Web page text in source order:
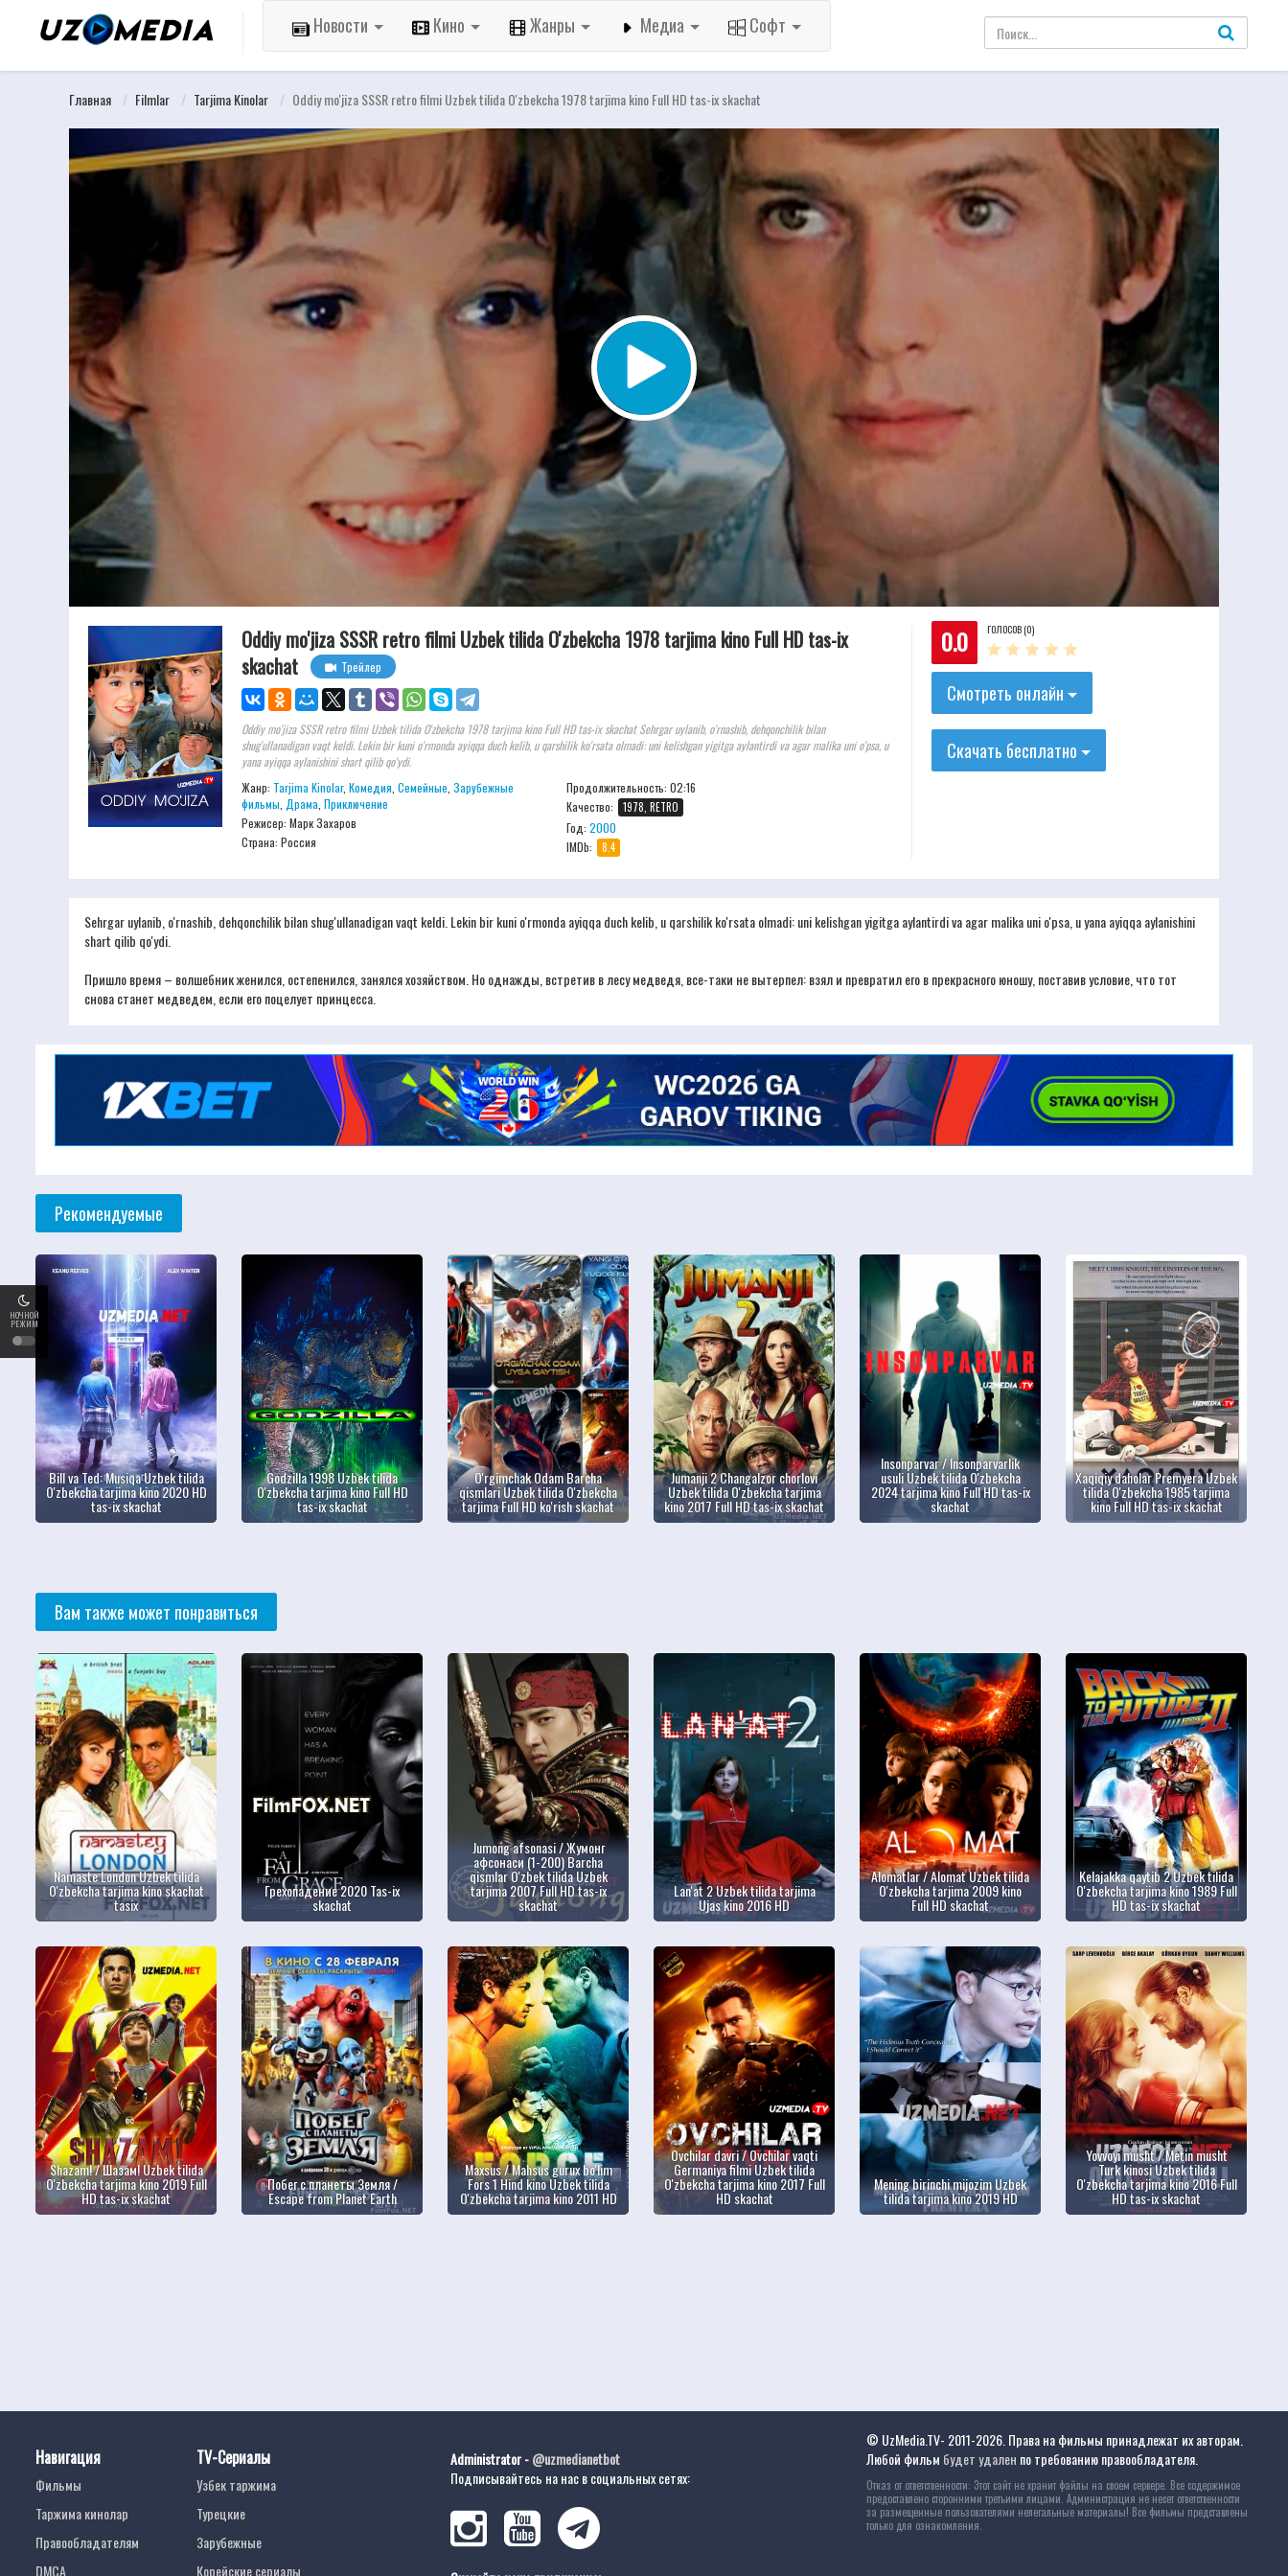
НОЧНОЙ
РЕЖИМ
Новости Кино Жанры Медиа Софт
Главная Filmlar Tarjima Kinolar Oddiy mo'jiza SSSR retro filmi Uzbek tilida O'zbekcha 1978 tarjima kino Full HD tas-ix skachat
0.0 ГОЛОСОВ (0)
Смотреть онлайн
Скачать бесплатно
Oddiy mo'jiza SSSR retro filmi Uzbek tilida O'zbekcha 1978 tarjima kino Full HD tas-ix
skachat
Трейлер
Oddiy mo'jiza SSSR retro filmi Uzbek tilida O'zbekcha 1978 tarjima kino Full HD tas-ix skachat Sehrgar uylanib, o'rnashib, dehqonchilik bilan
shug'ullanadigan vaqt keldi. Lekin bir kuni o'rmonda ayiqqa duch kelib, u qarshilik ko'rsata olmadi: uni kelishgan yigitga aylantirdi va agar malika uni o'psa, u
yana ayiqqa aylanishini shart qilib qo'ydi.
Жанр: Tarjima Kinolar, Комедия Семейные Зарубежные
фильмы Драма Приключение
Режисер: Марк Захаров
Страна: Россия
Продолжительность:02:16
Качество:
1978, RETRO
Год:2000
IMDb:
8.4
Sehrgar uylanib, o'rnashib, dehqonchilik bilan shug'ullanadigan vaqt keldi. Lekin bir kuni o'rmonda ayiqqa duch kelib, u qarshilik ko'rsata olmadi: uni kelishgan yigitga aylantirdi va agar malika uni o'psa, u yana ayiqqa aylanishini
shart qilib qo'ydi.
Пришло время – волшебник женился, остепенился, занялся хозяйством. Но однажды, встретив в лесу медведя, все-таки не вытерпел: взял и превратил его в прекрасного юношу, поставив условие, что тот
снова станет медведем, если его поцелует принцесса.
Рекомендуемые
Bill va Ted: Musiqa Uzbek tilida
O'zbekcha tarjima kino 2020 HD
tas-ix skachat
Godzilla 1998 Uzbek tilida
O'zbekcha tarjima kino Full HD
tas-ix skachat
O'rgimchak Odam Barcha
qismlari Uzbek tilida O'zbekcha
tarjima Full HD ko'rish skachat
Jumanji 2 Changalzor chorlovi
Uzbek tilida O'zbekcha tarjima
kino 2017 Full HD tas-ix skachat
Insonparvar / Insonparvarlik
usuli Uzbek tilida O'zbekcha
2024 tarjima kino Full HD tas-ix
skachat
Xaqiqiy daholar Premyera Uzbek
tilida O'zbekcha 1985 tarjima
kino Full HD tas-ix skachat
Вам также может понравиться
Namaste London Uzbek tilida
O'zbekcha tarjima kino skachat
tasix
Грехопадение 2020 Tas-ix
skachat
Jumong afsonasi / Жумонг
афсонаси (1-200) Barcha
qismlar O'zbek tilida Uzbek
tarjima 2007 Full HD tas-ix
skachat
Lan'at 2 Uzbek tilida tarjima
Ujas kino 2016 HD
Alomatlar / Alomat Uzbek tilida
O'zbekcha tarjima 2009 kino
Full HD skachat
Kelajakka qaytib 2 Uzbek tilida
O'zbekcha tarjima kino 1989 Full
HD tas-ix skachat
Shazam! / Шазам! Uzbek tilida
O'zbekcha tarjima kino 2019 Full
HD tas-ix skachat
Побег с планеты Земля /
Escape from Planet Earth
Maxsus / Mahsus gurux bo'lim
Fors 1 Hind kino Uzbek tilida
O'zbekcha tarjima kino 2011 HD
Ovchilar davri / Ovchilar vaqti
Germaniya filmi Uzbek tilida
O'zbekcha tarjima kino 2017 Full
HD skachat
Mening birinchi mijozim Uzbek
tilida tarjima kino 2019 HD
Yovvoyi musht / Metin musht
Turk kinosi Uzbek tilida
O'zbekcha tarjima kino 2016 Full
HD tas-ix skachat
Навигация
Фильмы
Таржима кинолар
Правообладателям
DMCA
TV-Сериалы
Узбек таржима
Турецкие
Зарубежные
Корейские сериалы
Administrator -@uzmedianetbot
Подписывайтесь на нас в социальных сетях:
© UzMedia.TV- 2011-2026. Права на фильмы принадлежат их авторам.
Любой фильм будет удален по требованию правообладателя.
Отказ от ответственности: Этот сайт не хранит файлы на своем сервере. Все содержимое
предоставлено сторонними третьими лицами. Администрация не несет ответственности
за размещенные пользователями нелегальные материалы! Все фильмы представлены
только для ознакомления.